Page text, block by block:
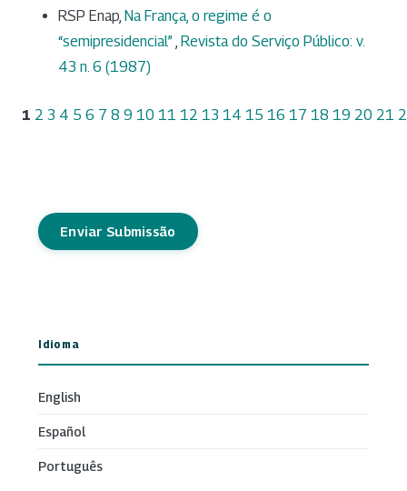
RSP Enap, Na França, o regime é o
“semipresidencial” Revista do Serviço Público: v.
43 n. 6 (1987)
1 2 3 4 5 6 7 8 9 10 11 12 13 14 15 16 17 18 19 20 21
Enviar Submissão
Idioma
English
Español
Português